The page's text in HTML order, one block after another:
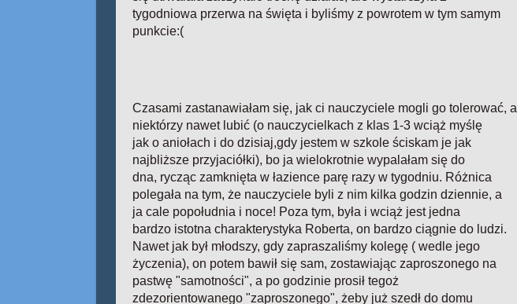
tygodniowa przerwa na święta i byliśmy z powrotem w tym samym
punkcie:(
Czasami zastanawiałam się, jak ci nauczyciele mogli go tolerować, a
niektórzy nawet lubić (o nauczycielkach z klas 1-3 wciąż myślę
jak o aniołach i do dzisiaj,gdy jestem w szkole ściskam je jak
najbliższe przyjaciółki), bo ja wielokrotnie wypalałam się do
dna, rycząc zamknięta w łazience parę razy w tygodniu. Różnica
polegała na tym, że nauczyciele byli z nim kilka godzin dziennie, a
ja cale popołudnia i noce! Poza tym, była i wciąż jest jedna
bardzo istotna charakterystyka Roberta, on bardzo ciągnie do ludzi.
Nawet jak był młodszy, gdy zapraszaliśmy kolegę ( wedle jego
życzenia), on potem bawił się sam, zostawiając zaproszonego na
pastwę "samotności", a po godzinie prosił tegoż
zdezorientowanego "zaproszonego", żeby już szedł do domu